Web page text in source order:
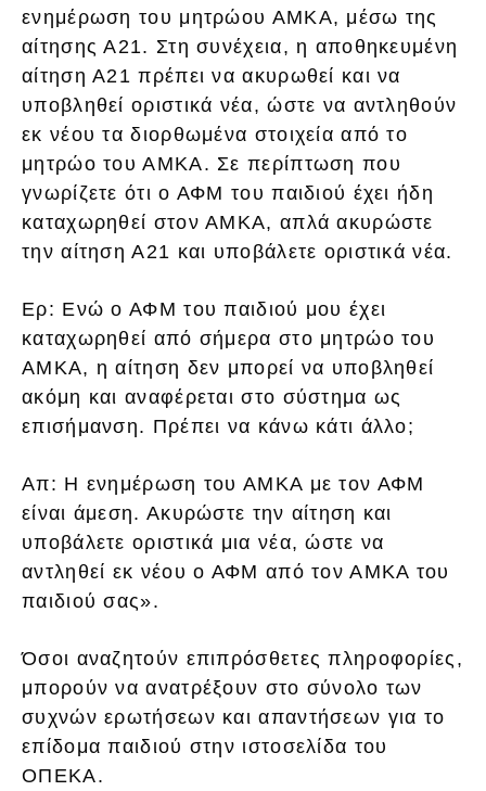
ενημέρωση του μητρώου ΑΜΚΑ, μέσω της
αίτησης Α21. Στη συνέχεια, η αποθηκευμένη
αίτηση Α21 πρέπει να ακυρωθεί και να
υποβληθεί οριστικά νέα, ώστε να αντληθούν
εκ νέου τα διορθωμένα στοιχεία από το
μητρώο του ΑΜΚΑ. Σε περίπτωση που
γνωρίζετε ότι ο ΑΦΜ του παιδιού έχει ήδη
καταχωρηθεί στον ΑΜΚΑ, απλά ακυρώστε
την αίτηση Α21 και υποβάλετε οριστικά νέα.
Ερ: Ενώ ο ΑΦΜ του παιδιού μου έχει
καταχωρηθεί από σήμερα στο μητρώο του
ΑΜΚΑ, η αίτηση δεν μπορεί να υποβληθεί
ακόμη και αναφέρεται στο σύστημα ως
επισήμανση. Πρέπει να κάνω κάτι άλλο;
Απ: Η ενημέρωση του ΑΜΚΑ με τον ΑΦΜ
είναι άμεση. Ακυρώστε την αίτηση και
υποβάλετε οριστικά μια νέα, ώστε να
αντληθεί εκ νέου ο ΑΦΜ από τον ΑΜΚΑ του
παιδιού σας».
Όσοι αναζητούν επιπρόσθετες πληροφορίες,
μπορούν να ανατρέξουν στο σύνολο των
συχνών ερωτήσεων και απαντήσεων για το
επίδομα παιδιού στην ιστοσελίδα του
ΟΠΕΚΑ.